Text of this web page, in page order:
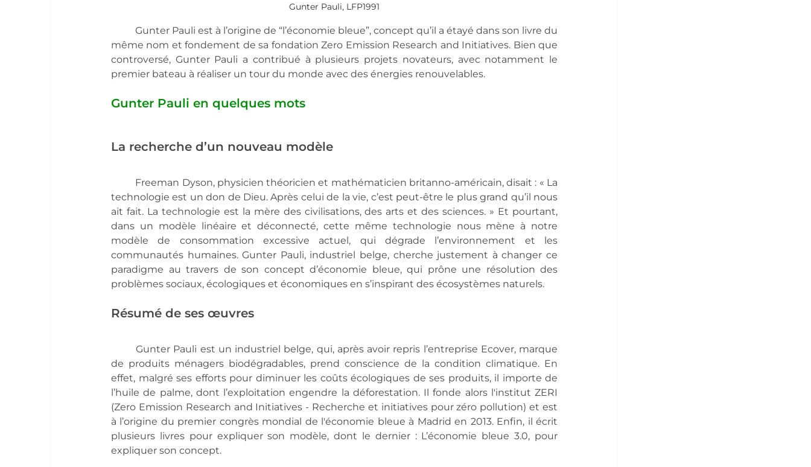
Gunter Pauli, LFP1991
Gunter Pauli est à l’origine de “l’économie bleue”, concept qu’il a étayé dans son livre du
même nom et fondement de sa fondation Zero Emission Research and Initiatives. Bien que
controversé, Gunter Pauli a contribué à plusieurs projets novateurs, avec notamment le
premier bateau à réaliser un tour du monde avec des énergies renouvelables.
Gunter Pauli en quelques mots
La recherche d’un nouveau modèle
Freeman Dyson, physicien théoricien et mathématicien britanno-américain, disait : « La
technologie est un don de Dieu. Après celui de la vie, c’est peut-être le plus grand qu’il nous
ait fait. La technologie est la mère des civilisations, des arts et des sciences. » Et pourtant,
dans un modèle linéaire et déconnecté, cette même technologie nous mène à notre
modèle de consommation excessive actuel, qui dégrade l’environnement et les
communautés humaines. Gunter Pauli, industriel belge, cherche justement à changer ce
paradigme au travers de son concept d’économie bleue, qui prône une résolution des
problèmes sociaux, écologiques et économiques en s’inspirant des écosystèmes naturels.
Résumé de ses œuvres
Gunter Pauli est un industriel belge, qui, après avoir repris l’entreprise Ecover, marque
de produits ménagers biodégradables, prend conscience de la condition climatique. En
effet, malgré ses efforts pour diminuer les coûts écologiques de ses produits, il importe de
l’huile de palme, dont l’exploitation engendre la déforestation. Il fonde alors l'institut ZERI
(Zero Emission Research and Initiatives - Recherche et initiatives pour zéro pollution) et est
à l’origine du premier congrès mondial de l'économie bleue à Madrid en 2013. Enfin, il écrit
plusieurs livres pour expliquer son modèle, dont le dernier : L’économie bleue 3.0, pour
expliquer son concept.